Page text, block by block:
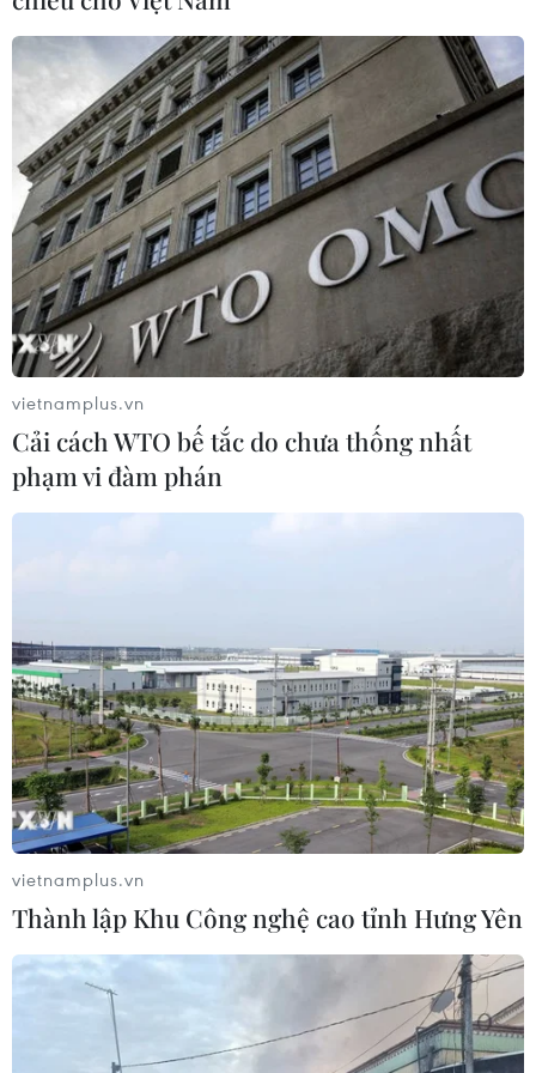
Giá vàng ngày 6/8: Bảng giá tại các
công ty vàng bạc đá quý
06/08/2026 01:54
Xem thêm
CƠ QUAN CHỦ QUẢN: THÔNG TẤN XÃ VIỆT NAM
Sở hữu trí tuệ
Quy định sử dụng
RSS
Hỗ trợ
Ngôn ngữ
TTXVN
Dịch vụ tin
Quảng cáo
Liên hệ
Giấy phép số: 1374/GP-BTTTT do Bộ Thông tin và Truyền thông
cấp ngày 11/9/2008.
Quảng cáo: Phó TBT Nguyễn Thị Tám: 093.5958688, Email:
tamvna@gmail.com
Điện thoại: (024) 39411349 - (024) 39411348, Fax: (024)
vietnamplus.vn
Cải cách WTO bế tắc do chưa thống nhất
phạm vi đàm phán
vietnamplus.vn
Thành lập Khu Công nghệ cao tỉnh Hưng Yên